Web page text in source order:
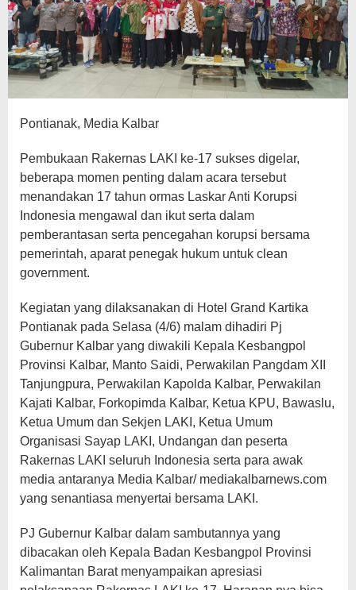
Pontianak, Media Kalbar
Pembukaan Rakernas LAKI ke-17 sukses digelar,
beberapa momen penting dalam acara tersebut
menandakan 17 tahun ormas Laskar Anti Korupsi
Indonesia mengawal dan ikut serta dalam
pemberantasan serta pencegahan korupsi bersama
pemerintah, aparat penegak hukum untuk clean
government.
Kegiatan yang dilaksanakan di Hotel Grand Kartika
Pontianak pada Selasa (4/6) malam dihadiri Pj
Gubernur Kalbar yang diwakili Kepala Kesbangpol
Provinsi Kalbar, Manto Saidi, Perwakilan Pangdam XII
Tanjungpura, Perwakilan Kapolda Kalbar, Perwakilan
Kajati Kalbar, Forkopimda Kalbar, Ketua KPU, Bawaslu,
Ketua Umum dan Sekjen LAKI, Ketua Umum
Organisasi Sayap LAKI, Undangan dan peserta
Rakernas LAKI seluruh Indonesia serta para awak
media antaranya Media Kalbar/ mediakalbarnews.com
yang senantiasa menyertai bersama LAKI.
PJ Gubernur Kalbar dalam sambutannya yang
dibacakan oleh Kepala Badan Kesbangpol Provinsi
Kalimantan Barat menyampaikan apresiasi